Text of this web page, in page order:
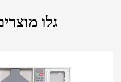
גלו